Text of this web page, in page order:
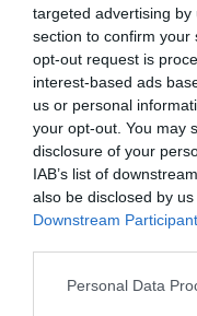
targeted advertising
section to confirm your
opt-out request is
interest-based ads
us or personal
your opt-out. You may
disclosure of your
IAB’s list of
also be disclosed by
Downstream
Please note that this
Personal Data
PRONEWS.GR /ΔΙΕΘΝΗΣ
Νέες εκρήξεις
στα Στενά του
του το πλήρωμα
06.08.2026 | 06:40